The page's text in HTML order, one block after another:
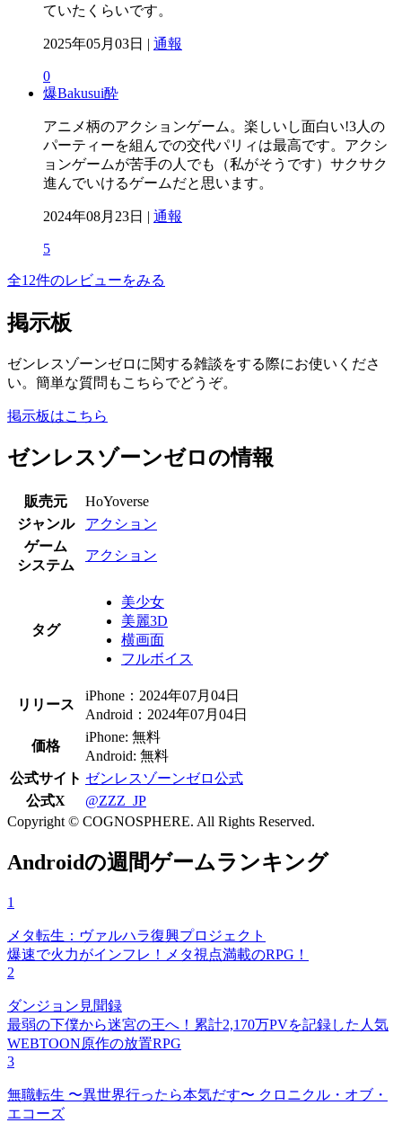
ていたくらいです。
2025年05月03日 | 通報
0
爆Bakusui酔
アニメ柄のアクションゲーム。楽しいし面白い!3人の
パーティーを組んでの交代パリィは最高です。アクシ
ョンゲームが苦手の人でも（私がそうです）サクサク
進んでいけるゲームだと思います。
2024年08月23日 | 通報
5
全12件のレビューをみる
掲示板
ゼンレスゾーンゼロに関する雑談をする際にお使いくださ
い。簡単な質問もこちらでどうぞ。
掲示板はこちら
ゼンレスゾーンゼロの情報
販売元
HoYoverse
ジャンル
アクション
ゲーム
システム
アクション
タグ
美少女
美麗3D
横画面
フルボイス
リリース
iPhone：2024年07月04日
Android：2024年07月04日
価格
iPhone: 無料
Android: 無料
公式サイト ゼンレスゾーンゼロ公式
公式X
@ZZZ_JP
Copyright © COGNOSPHERE. All Rights Reserved.
Androidの週間ゲームランキング
1
メタ転生：ヴァルハラ復興プロジェクト
爆速で火力がインフレ！メタ視点満載のRPG！
2
ダンジョン見聞録
最弱の下僕から迷宮の王へ！累計2,170万PVを記録した人気
WEBTOON原作の放置RPG
3
無職転生 〜異世界行ったら本気だす〜 クロニクル・オブ・
エコーズ